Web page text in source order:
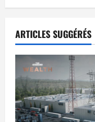
t
i
o
n
ARTICLES SUGGÉRÉS